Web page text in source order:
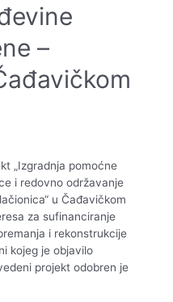
–
„Izgradnja pomoćne
i redovno održavanje
u Čađavičkom
za sufinanciranje
i rekonstrukcije
kojeg je objavilo
projekt odobren je